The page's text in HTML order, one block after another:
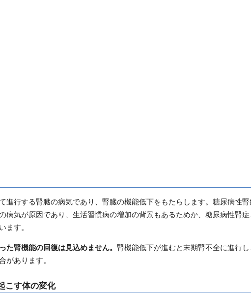
進行する腎臓の病気であり、腎臓の機能低下をもたらします。糖尿病性
病気が原因であり、生活習慣病の増加の背景もあるためか、糖尿病性腎
ます。
た腎機能の回復は見込めません。 腎機能低下が進むと末期腎不全に進行
があります。
こす体の変化